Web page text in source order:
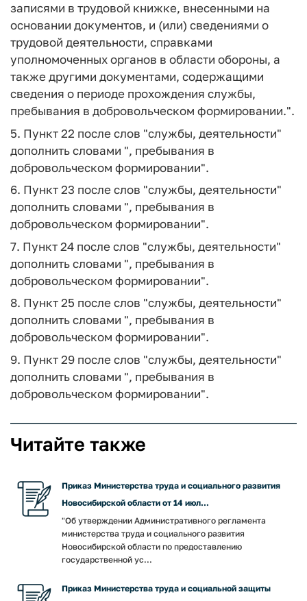
записями в трудовой книжке, внесенными на
основании документов, и (или) сведениями о
трудовой деятельности, справками
уполномоченных органов в области обороны, а
также другими документами, содержащими
сведения о периоде прохождения службы,
пребывания в добровольческом формировании.".
5. Пункт 22 после слов "службы, деятельности"
дополнить словами ", пребывания в
добровольческом формировании".
6. Пункт 23 после слов "службы, деятельности"
дополнить словами ", пребывания в
добровольческом формировании".
7. Пункт 24 после слов "службы, деятельности"
дополнить словами ", пребывания в
добровольческом формировании".
8. Пункт 25 после слов "службы, деятельности"
дополнить словами ", пребывания в
добровольческом формировании".
9. Пункт 29 после слов "службы, деятельности"
дополнить словами ", пребывания в
добровольческом формировании".
Читайте также
Приказ Министерства труда и социального развития
Новосибирской области от 14 июл...
"Об утверждении Административного регламента
министерства труда и социального развития
Новосибирской области по предоставлению
государственной ус...
Приказ Министерства труда и социальной защиты